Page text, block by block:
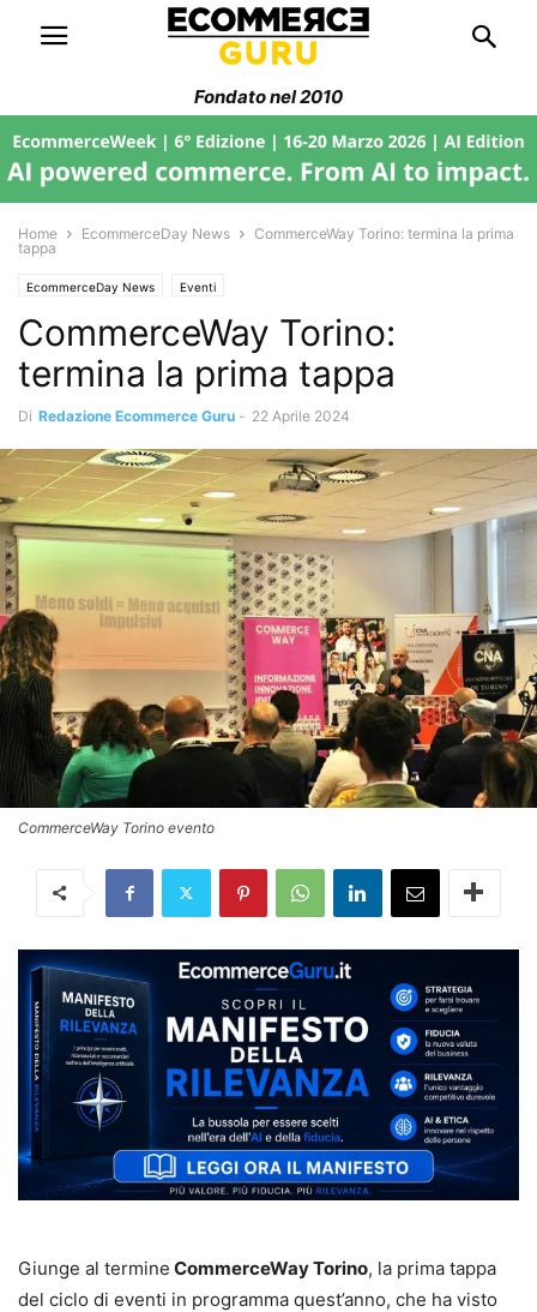
Fondato nel 2010
Home EcommerceDay News
CommerceWay Torino: termina la prima
tappa
EcommerceDay News Eventi
CommerceWay Torino:
termina la prima tappa
Di Redazione Ecommerce Guru - 22 Aprile 2024
CommerceWay Torino evento
Giunge al termine CommerceWay Torino, la prima tappa
del ciclo di eventi in programma quest’anno, che ha visto